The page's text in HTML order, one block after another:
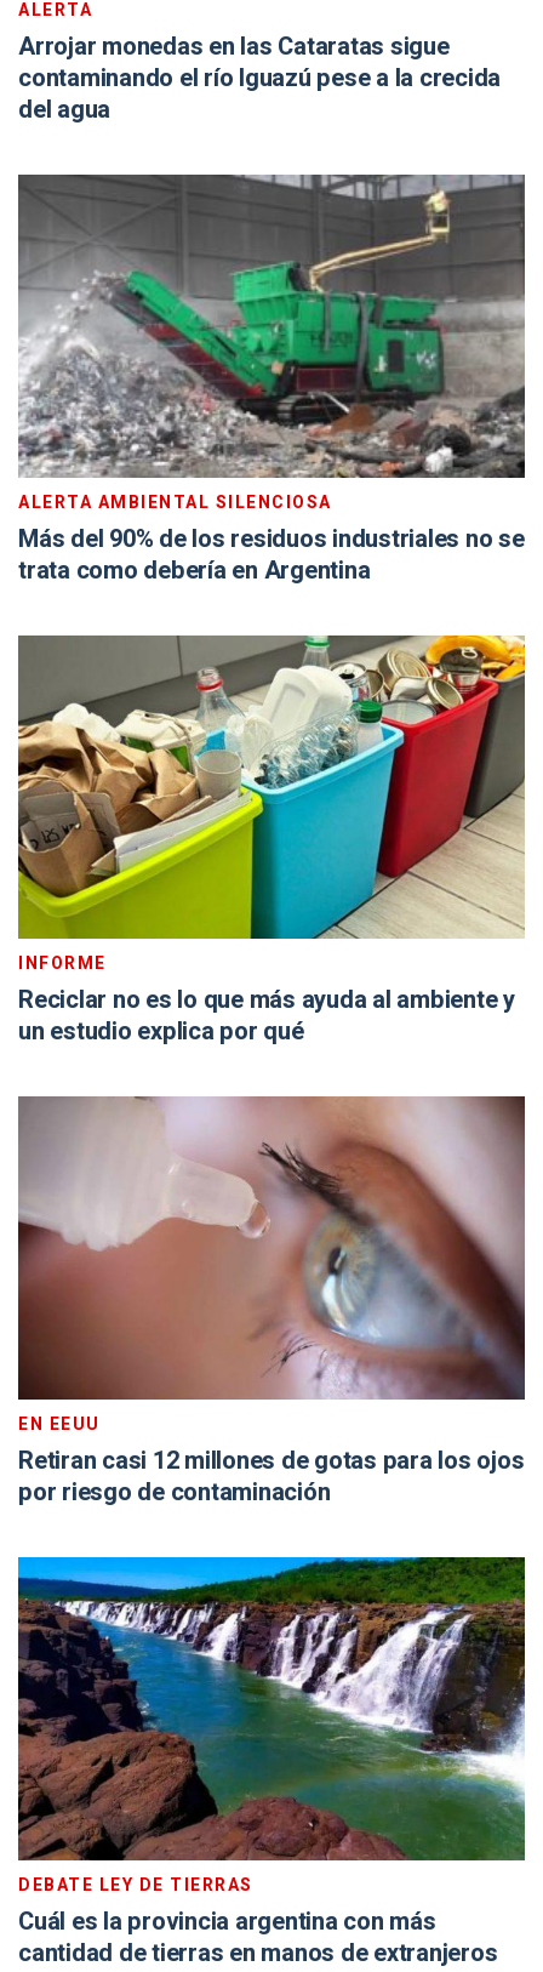
ALERTA
Arrojar monedas en las Cataratas sigue
contaminando el río Iguazú pese a la crecida
del agua
ALERTA AMBIENTAL SILENCIOSA
Más del 90% de los residuos industriales no se
trata como debería en Argentina
INFORME
Reciclar no es lo que más ayuda al ambiente y
un estudio explica por qué
EN EEUU
Retiran casi 12 millones de gotas para los ojos
por riesgo de contaminación
DEBATE LEY DE TIERRAS
Cuál es la provincia argentina con más
cantidad de tierras en manos de extranjeros